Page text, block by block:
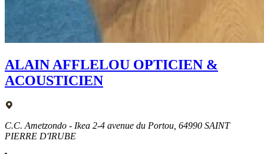
ALAIN AFFLELOU OPTICIEN &
ACOUSTICIEN
C.C. Ametzondo - Ikea 2-4 avenue du Portou, 64990 SAINT
PIERRE D'IRUBE